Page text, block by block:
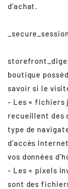
d’achat.
boutique
savoir si le
- Les « fichiers
recueillent des
type de
d'accès
vos données
- Les « pixels
sont des